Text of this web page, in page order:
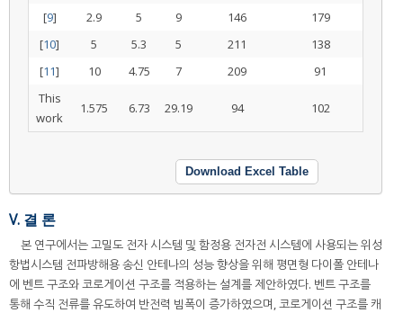
[9] 2.9 5 9 146
179
[10] 5 5.3 5 211
138
[11] 10 4.75 7 209
91
This
work
1.575 6.73 29.19 94 102
Download Excel Table
V. 결 론
본 연구에서는 고밀도 전자 시스템 및 함정용 전자전 시스템에 사용되는 위성
항법시스템 전파방해용 송신 안테나의 성능 향상을 위해 평면형 다이폴 안테나
에 벤트 구조와 코로게이션 구조를 적용하는 설계를 제안하였다. 벤트 구조를
통해 수직 전류를 유도하여 반전력 빔폭이 증가하였으며, 코로게이션 구조를 캐